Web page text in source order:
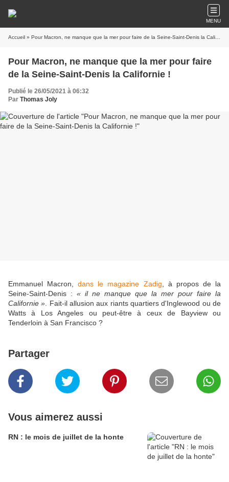
MENU
Accueil » Pour Macron, ne manque que la mer pour faire de la Seine-Saint-Denis la Californie !
Pour Macron, ne manque que la mer pour faire
de la Seine-Saint-Denis la Californie !
Publié le 26/05/2021 à 06:32
Par Thomas Joly
Emmanuel Macron,dans le magazine Zadig , à propos de la
Seine-Saint-Denis : « il ne manque que la mer pour faire la
Californie » . Fait-il allusion aux riants quartiers d'Inglewood ou de
Watts à Los Angeles ou peut-être à ceux de Bayview ou
Tenderloin à San Francisco ?
Partager
Vous aimerez aussi
RN : le mois de juillet de la honte